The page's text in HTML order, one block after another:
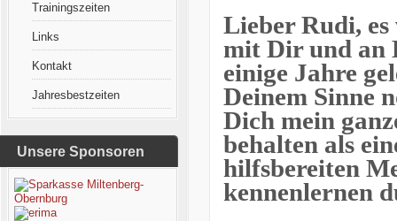
Trainingszeiten
Links
Kontakt
Jahresbestzeiten
Unsere Sponsoren
Lieber Rudi,
mit Dir und an
einige Jahre
Deinem Sinne
Dich mein
behalten als
hilfsbereiten
kennenlernen